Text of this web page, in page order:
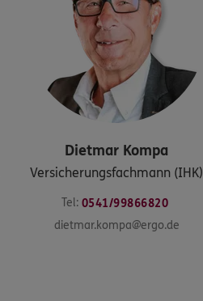
Dietmar Kompa
Versicherungsfachmann (IHK)
Tel: 0541/99866820
dietmar.kompa@ergo.de